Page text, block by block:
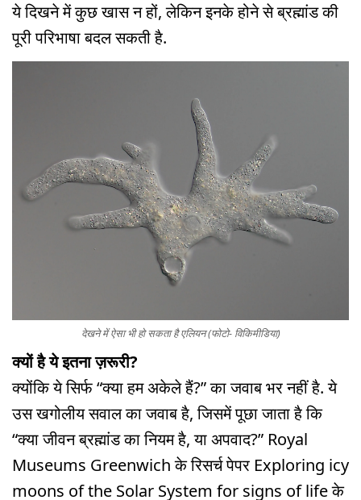
ये दिखने में कुछ खास न हों, लेकिन इनके होने से ब्रह्मांड की
पूरी परिभाषा बदल सकती है.
देखने में ऐसा भी हो सकता है एलियन (फोटो- विकिमीडिया)
क्यों है ये इतना ज़रूरी?
क्योंकि ये सिर्फ “क्या हम अकेले हैं?” का जवाब भर नहीं है. ये
उस खगोलीय सवाल का जवाब है, जिसमें पूछा जाता है कि
“क्या जीवन ब्रह्मांड का नियम है, या अपवाद?” Royal
Museums Greenwich के रिसर्च पेपर Exploring icy
moons of the Solar System for signs of life के